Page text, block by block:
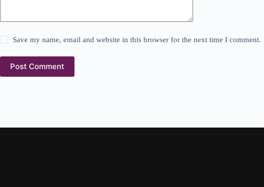
Save my name, email and website in this browser for the next time I comment.
Post Comment